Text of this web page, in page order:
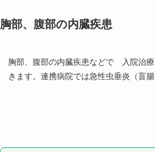
胸部、腹部の内臓疾患
胸部、腹部の内臓疾患などで 入院治
きます。連携病院では急性虫垂炎（盲